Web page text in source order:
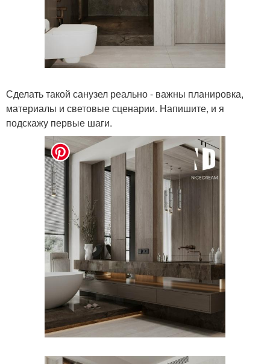
Сделать такой санузел реально - важны планировка,
материалы и световые сценарии. Напишите, и я
подскажу первые шаги.